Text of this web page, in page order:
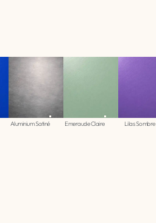
Aluminium Satiné Emeraude Claire Lilas Sombre